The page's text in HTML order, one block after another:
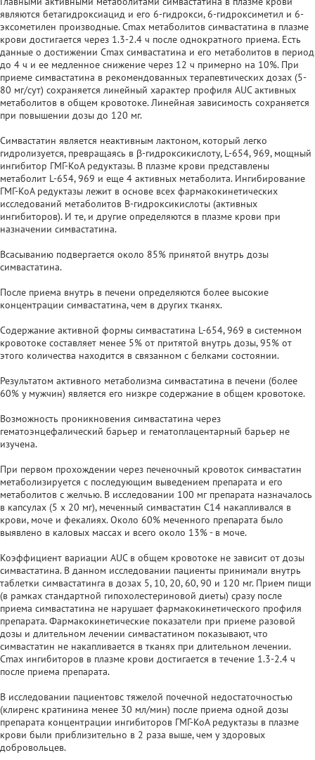
являются бетагидроксиацид и его 6-гидрокси, 6-гидроксиметил и 6-
эксометилен производные. Cmax метаболитов симвастатина в плазме
крови достигается через 1.3-2.4 ч после однократного приема. Есть
данные о достижении Cmax симвастатина и его метаболитов в период
до 4 ч и ее медленное снижение через 12 ч примерно на 10%. При
приеме симвастатина в рекомендованных терапевтических дозах (5-
80 мг/сут) сохраняется линейный характер профиля AUС активных
метаболитов в общем кровотоке. Линейная зависимость сохраняется
при повышении дозы до 120 мг.
Симвастатин является неактивным лактоном, который легко
гидролизуется, превращаясь в β-гидроксикислоту, L-654, 969, мощный
ингибитор ГМГ-КоА редуктазы. В плазме крови представлены
метаболит L-654, 969 и еще 4 активных метаболита. Ингибирование
ГМГ-КоА редуктазы лежит в основе всех фармакокинетических
исследований метаболитов В-гидроксикислоты (активных
ингибиторов). И те, и другие определяются в плазме крови при
назначении симвастатина.
Всасыванию подвергается около 85% принятой внутрь дозы
симвастатина.
После приема внутрь в печени определяются более высокие
концентрации симвастатина, чем в других тканях.
Содержание активной формы симвастатина L-654, 969 в системном
кровотоке составляет менее 5% от притятой внутрь дозы, 95% от
этого количества находится в связанном с белками состоянии.
Результатом активного метаболизма симвастатина в печени (более
60% у мужчин) является его низкре содержание в общем кровотоке.
Возможность проникновения симвастатина через
гематоэнцефалический барьер и гематоплацентарный барьер не
изучена.
При первом прохождении через печеночный кровоток симвастатин
метаболизируется с последующим выведением препарата и его
метаболитов с желчью. В исследовании 100 мг препарата назначалось
в капсулах (5 х 20 мг), меченный симвастатин С14 накапливался в
крови, моче и фекалиях. Около 60% меченного препарата было
выявлено в каловых массах и всего около 13% - в моче.
Коэффициент вариации AUC в общем кровотоке не зависит от дозы
симвастатина. В данном исследовании пациенты принимали внутрь
таблетки симвастатинга в дозах 5, 10, 20, 60, 90 и 120 мг. Прием пищи
(в рамках стандартной гипохолестериновой диеты) сразу после
приема симвастатина не нарушает фармакокинетического профиля
препарата. Фармакокинетические показатели при приеме разовой
дозы и длительном лечении симвастатином показывают, что
симвастатин не накапливается в тканях при длительном лечении.
Cmax ингибиторов в плазме крови достигается в течение 1.3-2.4 ч
после приема препарата.
В исследовании пациентовс тяжелой почечной недостаточностью
(клиренс кратинина менее 30 мл/мин) после приема одной дозы
препарата концентрации ингибиторов ГМГ-КоА редуктазы в плазме
крови были приблизительно в 2 раза выше, чем у здоровых
добровольцев.